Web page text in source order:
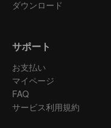
ダウンロード
サポート
お支払い
マイページ
FAQ
サービス利用規約